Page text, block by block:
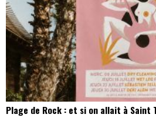
Plage de Rock : et si on allait à Saint